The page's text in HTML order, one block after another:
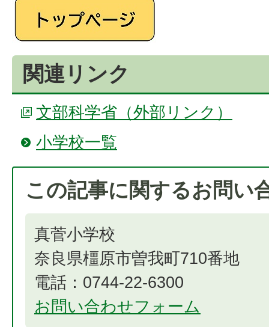
関連リンク
文部科学省（外部リンク）
小学校一覧
この記事に関するお問い
真菅小学校
奈良県橿原市曽我町710番地
電話：0744-22-6300
お問い合わせフォーム